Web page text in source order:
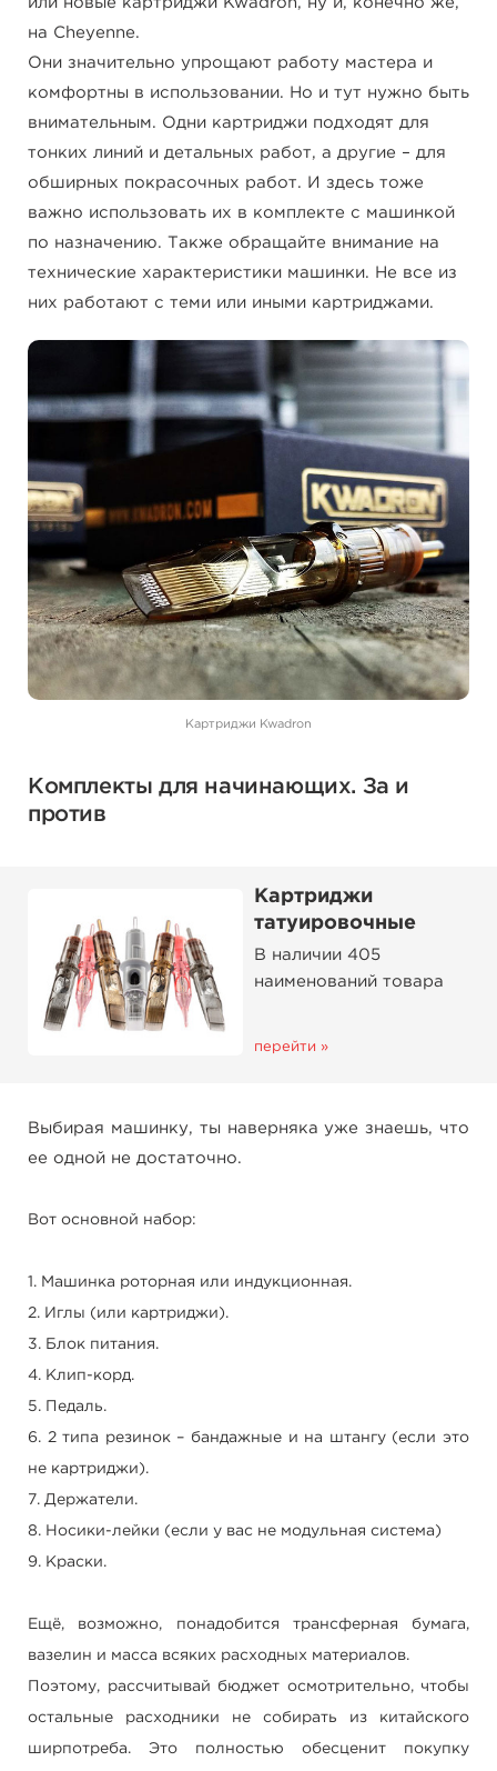
на Cheyenne.
Они значительно упрощают работу мастера и
комфортны в использовании. Но и тут нужно быть
внимательным. Одни картриджи подходят для
тонких линий и детальных работ, а другие – для
обширных покрасочных работ. И здесь тоже
важно использовать их в комплекте с машинкой
по назначению. Также обращайте внимание на
технические характеристики машинки. Не все из
них работают с теми или иными картриджами.
Картриджи Kwadron
Комплекты для начинающих. За и
против
Картриджи
татуировочные
В наличии 405
наименований товара
перейти »
Выбирая машинку, ты наверняка уже знаешь, что
ее одной не достаточно.
Вот основной набор:
1. Машинка роторная или индукционная.
2. Иглы (или картриджи).
3. Блок питания.
4. Клип-корд.
5. Педаль.
6. 2 типа резинок – бандажные и на штангу (если это
не картриджи).
7. Держатели.
8. Носики-лейки (если у вас не модульная система)
9. Краски.
Ещё, возможно, понадобится трансферная бумага,
вазелин и масса всяких расходных материалов.
Поэтому, рассчитывай бюджет осмотрительно, чтобы
остальные расходники не собирать из китайского
ширпотреба. Это полностью обесценит покупку